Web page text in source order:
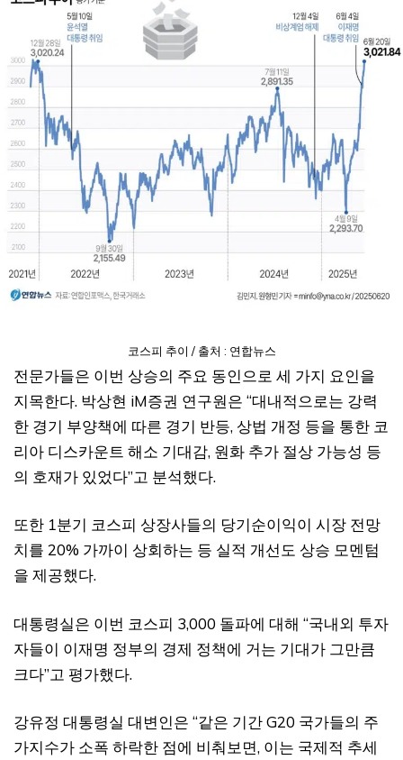
코스피 추이 / 출처 : 연합뉴스
전문가들은 이번 상승의 주요 동인으로 세 가지 요인을
지목한다. 박상현 iM증권 연구원은 “대내적으로는 강력
한 경기 부양책에 따른 경기 반등, 상법 개정 등을 통한 코
리아 디스카운트 해소 기대감, 원화 추가 절상 가능성 등
의 호재가 있었다”고 분석했다.
또한 1분기 코스피 상장사들의 당기순이익이 시장 전망
치를 20% 가까이 상회하는 등 실적 개선도 상승 모멘텀
을 제공했다.
대통령실은 이번 코스피 3,000 돌파에 대해 “국내외 투자
자들이 이재명 정부의 경제 정책에 거는 기대가 그만큼
크다”고 평가했다.
강유정 대통령실 대변인은 “같은 기간 G20 국가들의 주
가지수가 소폭 하락한 점에 비춰보면, 이는 국제적 추세